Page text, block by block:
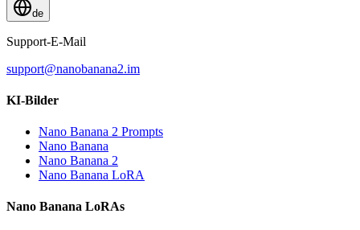
de
Support-E-Mail
support@nanobanana2.im
KI-Bilder
Nano Banana 2 Prompts
Nano Banana
Nano Banana 2
Nano Banana LoRA
Nano Banana LoRAs